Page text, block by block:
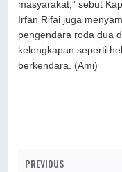
masyarakat,” sebut
Irfan Rifai juga
pengendara roda dua
kelengkapan seperti
berkendara. (Ami)
PREVIOUS